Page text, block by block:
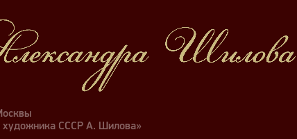
художника СССР А. Шилова»